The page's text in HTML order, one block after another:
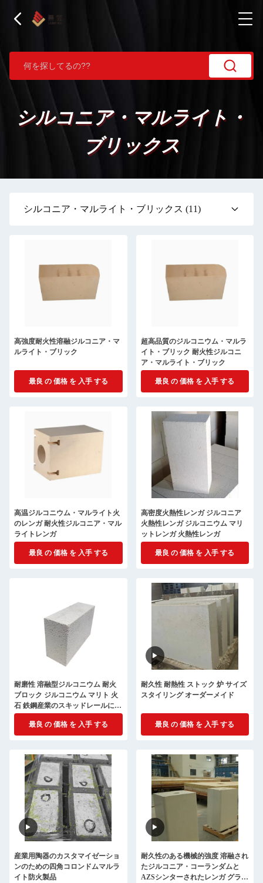
シルコニア・マルライト・
ブリックス
シルコニア・マルライト・ブリックス (11)
高強度耐火性溶融ジルコニア・マ
ルライト・ブリック
最良 の 価格 を 入手 する
超高品質のジルコニウム・マルラ
イト・ブリック 耐火性ジルコニ
ア・マルライト・ブリック
最良 の 価格 を 入手 する
高温ジルコニウム・マルライト火
のレンガ 耐火性ジルコニア・マル
ライトレンガ
最良 の 価格 を 入手 する
高密度火熱性レンガ ジルコニア
火熱性レンガ ジルコニウム マリ
ットレンガ 火熱性レンガ
最良 の 価格 を 入手 する
耐磨性 溶融型ジルコニウム 耐火
ブロック ジルコニウム マリト 火
石 鉄鋼産業のスキッドレールに使
用
最良 の 価格 を 入手 する
耐久性 耐熱性 ストック 炉 サイズ
スタイリング オーダーメイド
最良 の 価格 を 入手 する
産業用陶器のカスタマイゼーショ
ンのための四角コロンドムマルラ
イト防火製品
耐久性のある機械的強度 溶融され
たジルコニア・コーランダムと
AZSシンターされたレンガ グラス